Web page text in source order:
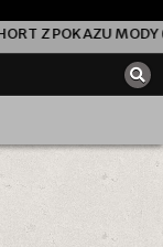
Z POKAZU MODY